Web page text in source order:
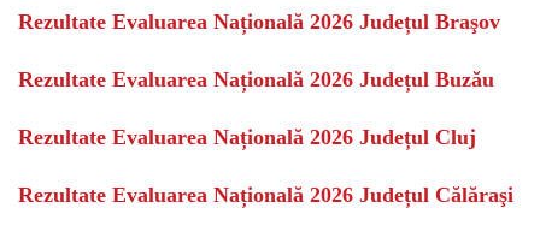
Rezultate Evaluarea Națională 2026 Județul Braşov
Rezultate Evaluarea Națională 2026 Județul Buzău
Rezultate Evaluarea Națională 2026 Județul Cluj
Rezultate Evaluarea Națională 2026 Județul Călăraşi